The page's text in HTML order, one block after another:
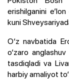
erishilganini
kuni
O‘z navbatida
o‘zaro
tasdiqladi va
harbiy amaliyot